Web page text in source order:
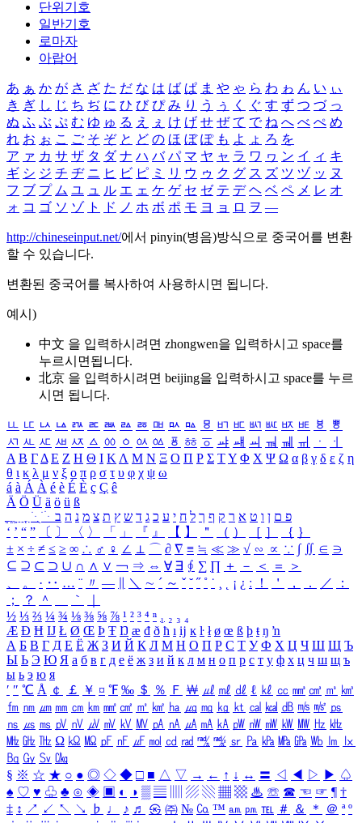
단위기호
일반기호
로마자
아랍어
あ ぁ か が さ ざ た だ な は ば ぱ ま や ゃ ら わ ゎ ん い ぃ
き ぎ し じ ち ぢ に ひ び ぴ み り う ぅ く ぐ す ず つ づ っ
ぬ ふ ぶ ぷ む ゆ ゅ る え ぇ け げ せ ぜ て で ね へ べ ぺ め
れ お ぉ こ ご そ ぞ と ど の ほ ぼ ぽ も よ ょ ろ を
ア ァ カ サ ザ タ ダ ナ ハ バ パ マ ヤ ャ ラ ワ ヮ ン イ ィ キ
ギ シ ジ チ ヂ ニ ヒ ビ ピ ミ リ ウ ゥ ク グ ス ズ ツ ヅ ッ ヌ
フ ブ プ ム ユ ュ ル エ ェ ケ ゲ セ ゼ テ デ ヘ ベ ペ メ レ オ
ォ コ ゴ ソ ゾ ト ド ノ ホ ボ ポ モ ヨ ョ ロ ヲ ―
http://chineseinput.net/에서 pinyin(병음)방식으로 중국어를 변환
할 수 있습니다.
변환된 중국어를 복사하여 사용하시면 됩니다.
예시)
中文 을 입력하시려면 zhongwen을 입력하시고 space를
누르시면됩니다.
北京 을 입력하시려면 beijing을 입력하시고 space를 누르
시면 됩니다.
ㅥ ㅦ ㅧ ㅨ ㅩ ㅪ ㅫ ㅬ ㅭ ㅮ ㅯ ㅰ ㅱ ㅲ ㅳ ㅴ ㅵ ㅶ ㅷ ㅸ
ㅹ
ㅺ ㅻ ㅼ ㅽ ㅾ ㅿ ㆀ ㆁ ㆂ ㆃ ㆄ ㆅ ㆆ ㆇ ㆈ ㆉ ㆊ ㆋ ㆌ ㆍ
ㆎ
Α Β ΓΔ Ε Ζ Η Θ Ι ΚΛ Μ Ν Ξ Ο Π Ρ Σ ΤΥ Φ Χ Ψ Ω α β γ δ ε ζ η
θ ι κ λ μ ν ξ ο π ρ σ τ υ φ χ ψ ω
á à Á À é è É È ç Ç ê
Ä Ö Ü ä ö ü ß
ִֶֹ ֻּ ׁׂ פ ם ן ו ט א ר ק ף ך ל ח י ע כ ג ד ש ץ ת צ מ נ ה ב
‘ ’ “ ” 〔 〕 〈 〉 「 」 『 』 【 】 ＂ （ ） ［ ］ ｛ ｝
± × ÷ ≠ ≤ ≥ ∞ ∴ ♂ ♀ ∠ ⊥ ⌒ ∂ ∇ ≡ ≒ ≪ ≫ √ ∽ ∝ ∵ ∫ ∬ ∈ ∋
⊆ ⊇ ⊂ ⊃ ∪ ∩ ∧ ∨ ￢ ⇒ ⇔ ∀ ∃ ∮ ∑ ∏ ＋ － ＜ ＝
＞
、
。 · ‥ … ¨ 〃 ― ＼ ∼ ´ ～ ˇ ˘ ˝ ˚ ˙ ¸ ¡ ¿ ː ！ ＇ ， ． ／
：
；
？ ＾ ｀
½ ⅓ ⅔ ¼ ¾ ⅛ ⅜ ⅝ ⅞ ¹ ² ³ ⁴ ⁿ ₁ ₂ ₃ ₄
Æ Ð Ħ Ĳ Ł Ø Œ Þ Ŧ Ŋ æ đ ð ħ ı ĳ ĸ ŀ ł ø œ ß þ ŧ ŋ ŉ
А Б В Г Д Е Ё Ж З И Й К Л М Н О П Р С Т У Ф Х Ц Ч Ш Щ Ъ
Ы Ь Э Ю Я а б в г д е ё ж з и й к л м н о п р с т у ф х ц ч ш щ ъ
ы ь э ю я
′ ″ ℃ Å ￠ ￡ ￥ ¤ ℉ ‰ ＄ ％ Ｆ ￦ ㎕ ㎖ ㎗ ℓ ㎘ ㏄ ㎣ ㎤ ㎥ ㎦
㎙ ㎚ ㎛ ㎜ ㎝ ㎞ ㎟ ㎠ ㎡ ㎢ ㏊ ㎍ ㎎ ㎏ ㏏ ㎈ ㎉ ㏈ ㎧ ㎨ ㎰
㎱ ㎲ ㎳ ㎴ ㎵ ㎶ ㎷ ㎸ ㎹ ㎀ ㎁ ㎂ ㎃ ㎄ ㎺ ㎻ ㎽ ㎾ ㎿ ㎐ ㎑
㎒ ㎓ ㎔ Ω ㏀ ㏁ ㎊ ㎋ ㎌ ㏖ ㏅ ㎭ ㎮ ㎯ ㏛ ㎩ ㎪ ㎫ ㎬ ㏝ ㏐
㏓
㏃ ㏉ ㏜ ㏆
§ ※ ☆ ★ ○ ● ◎ ◇ ◆ □ ■ △ ▽ → ← ↑ ↓ ↔ 〓 ◁ ◀ ▷ ▶ ♤
♠ ♡ ♥ ♧ ♣ ⊙ ◈ ▣ ◐ ◑ ▒ ▤ ▨ ▧ ▦ ▩ ♨ ☏ ☎ ☜ ☞ ¶ †
‡ ↕ ↗ ↙ ↖ ↘ ♭ ♩ ♪ ♬ ㉿ ㈜ № ㏇ ™ ㏂ ㏘ ℡ ＃ ＆ ＊ ＠ ª º